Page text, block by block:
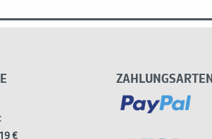
€
ZAHLUNGSARTEN